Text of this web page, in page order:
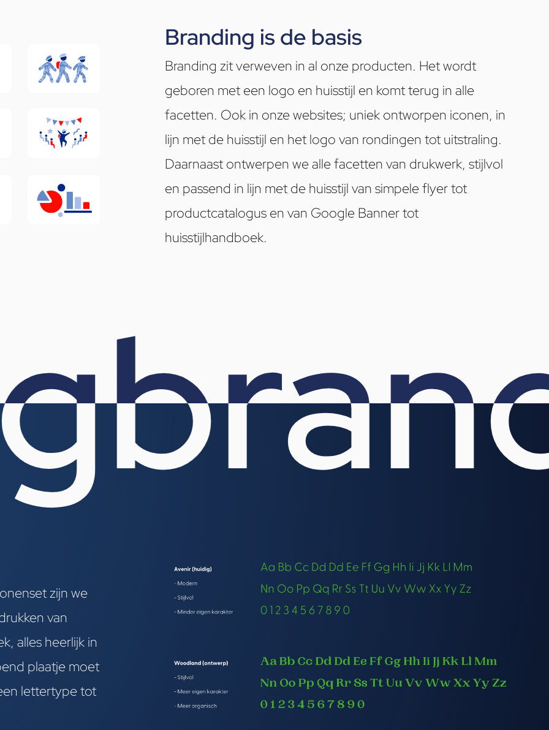
Branding is de basis
Branding zit verweven in al onze producten. Het wordt
geboren met een logo en huisstijl en komt terug in alle
facetten. Ook in onze websites; uniek ontworpen iconen, in
lijn met de huisstijl en het logo van rondingen tot uitstraling.
Daarnaast ontwerpen we alle facetten van drukwerk, stijlvol
en passend in lijn met de huisstijl van simpele flyer tot
productcatalogus en van Google Banner tot
huisstijlhandboek.
zijn we
van
alles heerlijk in
plaatje moet
lettertype tot